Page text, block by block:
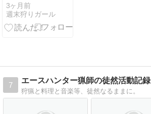
器（GS-289）
を実際に使っ
てみた！アウ
3ヶ月前
週末狩りガール
7
エースハンター猟師の徒然活動記録
狩猟と料理と音楽等、徒然なるままに。